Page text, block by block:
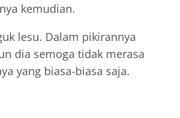
kemudian.
lesu. Dalam pikirannya
dia semoga tidak merasa
yang biasa-biasa saja.